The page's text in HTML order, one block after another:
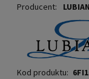
Producent:
Kod produktu: